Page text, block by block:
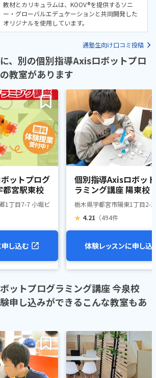
教材とカリキュラムは、KOOV®を提供するソニ
ー・グローバルエデュケーションと共同開発した
オリジナルを使用しています。
通塾生向け口コミ投稿
、別の個別指導Axisロボットプロ
教室があります
ットプログ
都宮駅東校
1丁目7-7 小堀ビル 2階・3階・4階
し込む
個別指導Axisロボッ
ラミング講座 陽東校
栃木県宇都宮市陽東1丁目2-
★ 4.21 （494件
体験レッスンに申し込
ットプログラミング講座 今泉校
申し込みができるこんな教室もあ